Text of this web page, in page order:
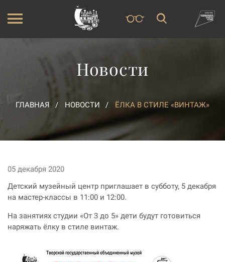
Новости
ГЛАВНАЯ НОВОСТИ ЁЛКА В СТИЛЕ «ВИНТАЖ»
05 декабря 2020
Детский музейный центр приглашает в субботу, 5 декабря
на мастер-классы в 11:00 и 12:00.
На занятиях студии «От 3 до 5» дети будут готовиться
наряжать ёлку в стиле винтаж.